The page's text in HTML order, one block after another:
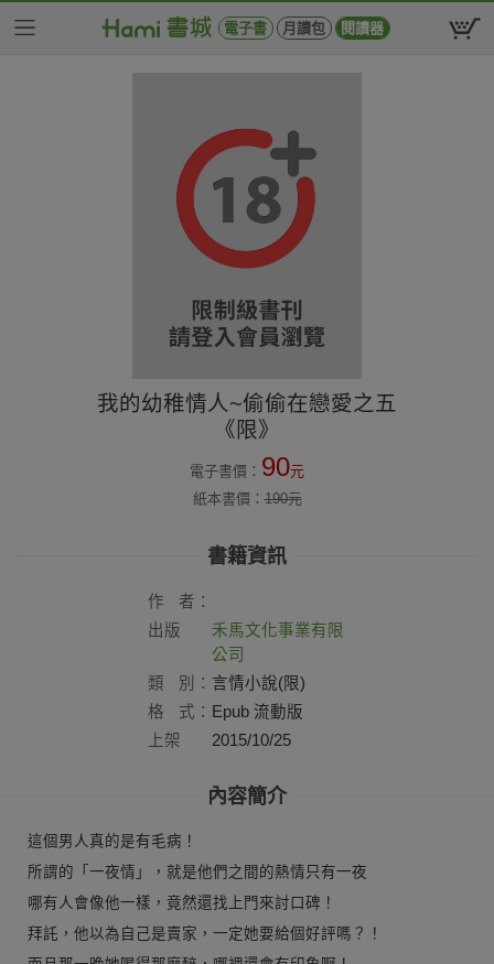
電子書 月讀包 閱讀器
我的幼稚情人~偷偷在戀愛之五
《限》
電子書價： 90元
紙本書價：190元
書籍資訊
作
者：
出版
禾馬文化事業有限
公司
類
別： 言情小說(限)
格
式： Epub 流動版
上架
2015/10/25
內容簡介
這個男人真的是有毛病！
所謂的「一夜情」，就是他們之間的熱情只有一夜
哪有人會像他一樣，竟然還找上門來討口碑！
拜託，他以為自己是賣家，一定她要給個好評嗎？！